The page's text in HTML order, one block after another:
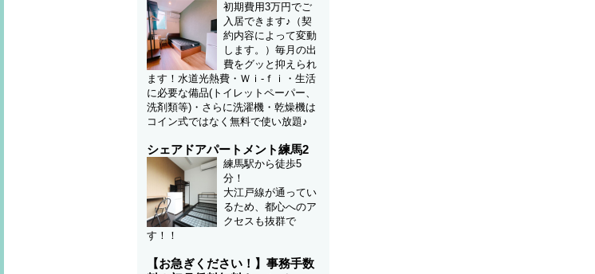
初期費用3万円でご
入居できます♪（契
約内容によって変動
します。）毎月の出
費をグッと抑えられ
ます！水道光熱費・Ｗｉ-ｆｉ・生活
に必要な備品(トイレットペーパー、
洗剤類等)・さらに洗濯機・乾燥機は
コイン式ではなく無料で使い放題♪
シェアドアパートメント練馬2
練馬駅から徒歩5
分！
大江戸線が通ってい
るため、都心へのア
クセスも抜群で
す！！
【お急ぎください！】事務手数